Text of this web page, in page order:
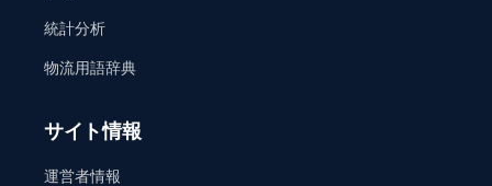
統計分析
物流用語辞典
サイト情報
運営者情報